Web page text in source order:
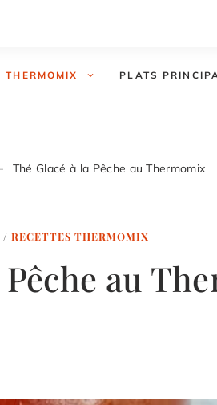
THERMOMIX PLATS
- Thé Glacé à la Pêche au Thermomix
/ RECETTES THERMOMIX
au